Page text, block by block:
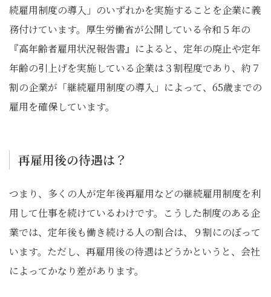
続雇用制度の導入」のいずれかを実施することを企業に義
務付けています。厚生労働省が公開している令和５年の
『高年齢者雇用状況報告書』によると、定年の廃止や定年
年齢の引上げを実施している企業は３割程度であり、約７
割の企業が「継続雇用制度の導入」によって、65歳までの
雇用を確保しています。
再雇用後の待遇は？
つまり、多くの人が定年後再雇用などの継続雇用制度を利
用して仕事を続けているわけです。こうした制度のある企
業では、定年後も働き続ける人の割合は、９割にのぼって
います。ただし、再雇用後の待遇はどうかというと、会社
によってかなり差があります。